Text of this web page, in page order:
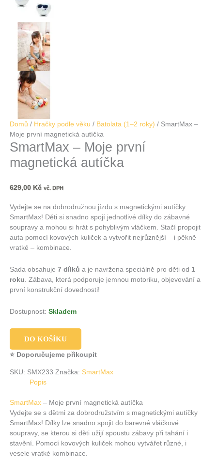
Domů / Hračky podle věku / Batolata (1–2 roky) / SmartMax –
Moje první magnetická autíčka
SmartMax – Moje první
magnetická autíčka
629,00 Kč vč. DPH
Vydejte se na dobrodružnou jízdu s magnetickými autíčky
SmartMax! Děti si snadno spojí jednotlivé dílky do zábavné
soupravy a mohou si hrát s pohyblivým vláčkem. Stačí propojit
auta pomocí kovových kuliček a vytvořit nejrůznější – i pěkně
vratké – kombinace.
Sada obsahuje 7 dílků a je navržena speciálně pro děti od 1
roku. Zábava, která podporuje jemnou motoriku, objevování a
první konstrukční dovednosti!
Dostupnost: Skladem
DO KOŠÍKU
⭐ Doporučujeme přikoupit
SKU: SMX233 Značka: SmartMax
Popis
SmartMax – Moje první magnetická autíčka
Vydejte se s dětmi za dobrodružstvím s magnetickými autíčky
SmartMax! Dílky lze snadno spojit do barevné vláčkové
soupravy, se kterou si děti užijí spoustu zábavy při tahání i
stavění. Pomocí kovových kuliček mohou vytvářet různé, i
vesele vratké kombinace.